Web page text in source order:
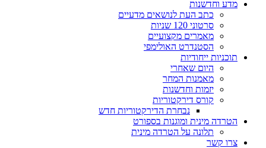
מדע וחדשנות
כתב העת לנושאים מדעיים
סרטוני 120 שניות
מאמרים מקצועיים
הסטנדרט האולימפי
תוכניות ייחודיות
היום שאחרי
מאמנות המחר
יזמות וחדשנות
קורס דירקטוריות
נבחרת הדירקטוריות חדש
הטרדה מינית ומוגנות בספורט
תלונה על הטרדה מינית
צרו קשר